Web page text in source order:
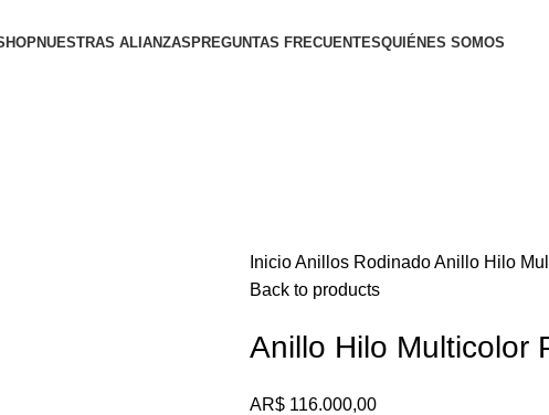
NUESTRAS ALIANZAS PREGUNTAS FRECUENTESQUIÉNES SOMOS
InicioAnillos RodinadoAnillo Hilo
Back to products
Anillo Hilo Multicolor
AR$ 116.000,00